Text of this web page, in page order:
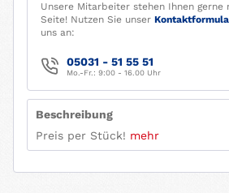
Unsere Mitarbeiter stehen Ihnen gerne
Seite! Nutzen Sie unser
uns an:
05031 - 51 55 51
Mo.-Fr.: 9:00 - 16.00 Uhr
Beschreibung
Preis per Stück! mehr